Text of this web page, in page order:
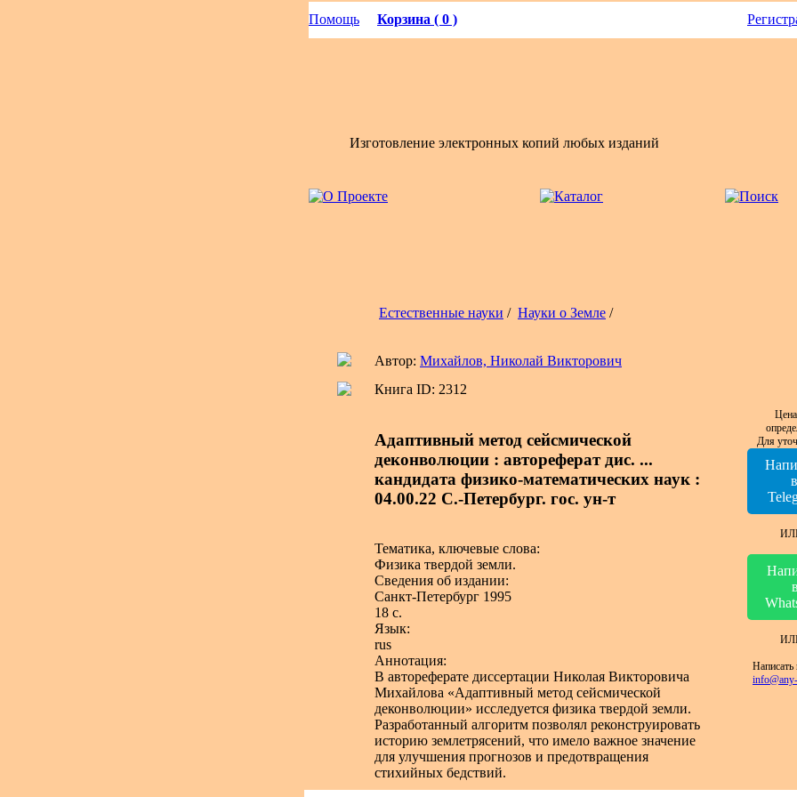
Помощь Корзина ( 0 )
Изготовление электронных копий любых изданий
Естественные науки / Науки о Земле /
Автор: Михайлов, Николай Викторович
Книга ID: 2312
Адаптивный метод сейсмической
деконволюции : автореферат дис. ...
кандидата физико-математических наук :
04.00.22 С.-Петербург. гос. ун-т
Тематика, ключевые слова:
Физика твердой земли.
Сведения об издании:
Санкт-Петербург 1995
18 с.
Язык:
rus
Аннотация:
В автореферате диссертации Николая Викторовича
Михайлова «Адаптивный метод сейсмической
деконволюции» исследуется физика твердой земли.
Разработанный алгоритм позволял реконструировать
историю землетрясений, что имело важное значение
для улучшения прогнозов и предотвращения
стихийных бедствий.
Для
в
в
Написать